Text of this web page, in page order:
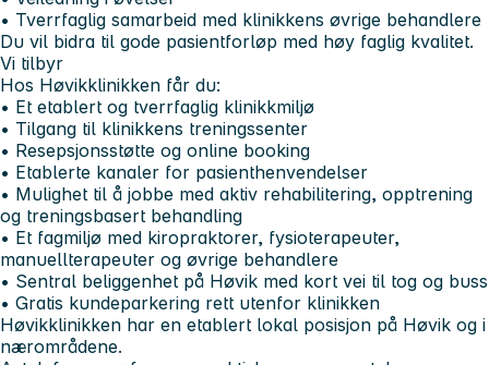
• Tverrfaglig samarbeid med klinikkens øvrige behandlere
Du vil bidra til gode pasientforløp med høy faglig kvalitet.
Vi tilbyr
Hos Høvikklinikken får du:
• Et etablert og tverrfaglig klinikkmiljø
• Tilgang til klinikkens treningssenter
• Resepsjonsstøtte og online booking
• Etablerte kanaler for pasienthenvendelser
• Mulighet til å jobbe med aktiv rehabilitering, opptrening
og treningsbasert behandling
• Et fagmiljø med kiropraktorer, fysioterapeuter,
manuellterapeuter og øvrige behandlere
• Sentral beliggenhet på Høvik med kort vei til tog og buss
• Gratis kundeparkering rett utenfor klinikken
Høvikklinikken har en etablert lokal posisjon på Høvik og i
nærområdene.